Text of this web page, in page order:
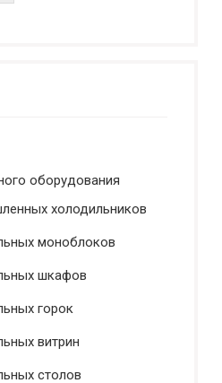
оборудования
холодильников
моноблоков
шкафов
горок
витрин
столов